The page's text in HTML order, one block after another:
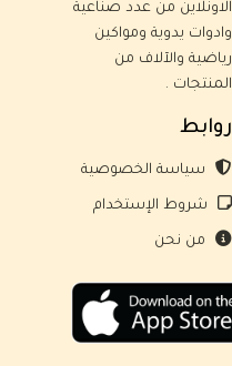
الاونلاين من عدد صناعية
وادوات يدوية ومواكين
رياضية والآلاف من
المنتجات .
روابط
سياسة الخصوصية
شروط الإستخدام
من نحن